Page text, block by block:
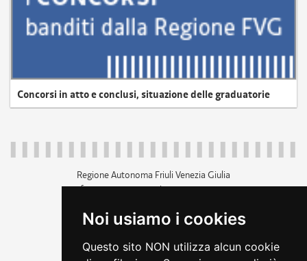
Noi usiamo i cookies
Questo sito NON utilizza alcun cookie
Concorsi in atto e conclusi, situazione delle graduatorie
Regione Autonoma Friuli Venezia Giulia
c.f. 80014930327; p.iva 00526040324
+39 040 3771111